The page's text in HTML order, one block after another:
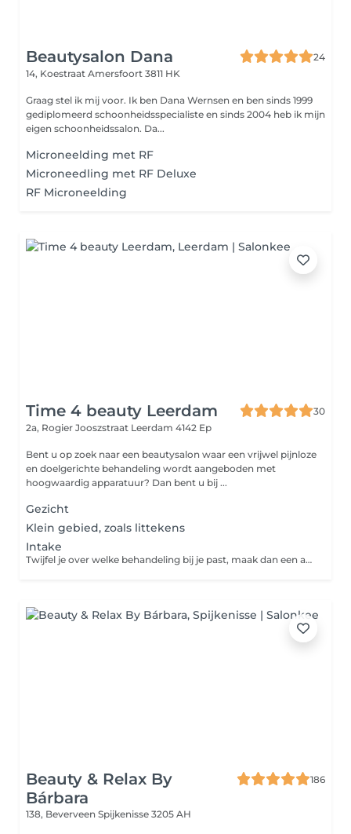
Beautysalon Dana
24
14, Koestraat Amersfoort 3811 HK
Graag stel ik mij voor. Ik ben Dana Wernsen en ben sinds 1999
gediplomeerd schoonheidsspecialiste en sinds 2004 heb ik mijn
eigen schoonheidssalon. Da...
Microneelding met RF
Microneedling met RF Deluxe
RF Microneelding
Time 4 beauty Leerdam
30
2a, Rogier Jooszstraat Leerdam 4142 Ep
Bent u op zoek naar een beautysalon waar een vrijwel pijnloze
en doelgerichte behandeling wordt aangeboden met
hoogwaardig apparatuur? Dan bent u bij ...
Gezicht
Klein gebied, zoals littekens
Intake
Twijfel je over welke behandeling bij je past, maak dan een afspraak voor een vrijblijvend intake
Beauty & Relax By
Bárbara
186
138, Beverveen Spijkenisse 3205 AH